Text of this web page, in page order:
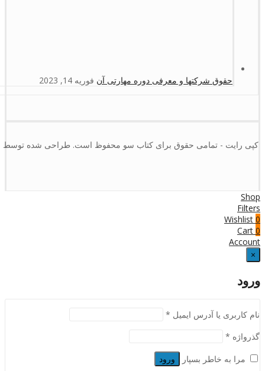
حقوق شرکتها و معرفی دوره مهارتی آن فوریه 14, 2023
کپی رایت - تمامی حقوق برای کتاب سو محفوظ است. طراحی شده
Shop
Filters
0
Wishlist
0
Cart
Account
×
ورود
نام کاربری یا آدرس ایمیل *
گذرواژه *
مرا به خاطر بسپار
ورود